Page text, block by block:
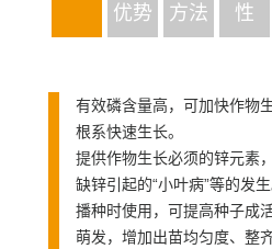
优势
方法
性
有效磷含量高，可加快作物
根系快速生长。
提供作物生长必须的锌元素
缺锌引起的“小叶病”等的发生
播种时使用，可提高种子成
萌发，增加出苗均匀度、整齐